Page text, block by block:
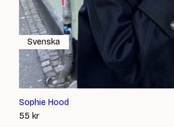
Sophie Hood
55 kr
Svenska